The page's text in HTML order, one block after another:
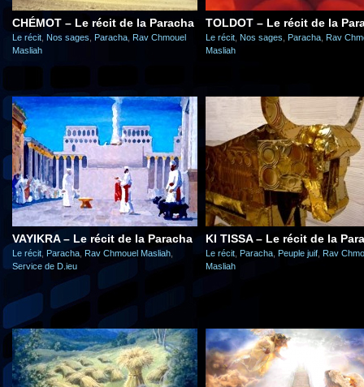
CHÉMOT – Le récit de la Paracha
Le récit Nos sages Paracha Rav Chmouel
Masliah
TOLDOT – Le récit de la
Le récit Nos sages Paracha Rav
Masliah
VAYIKRA – Le récit de la Paracha
Le récit Paracha Rav Chmouel Masliah
Service de D.ieu
KI TISSA – Le récit de la
Le récit Paracha Peuple juif Rav
Masliah